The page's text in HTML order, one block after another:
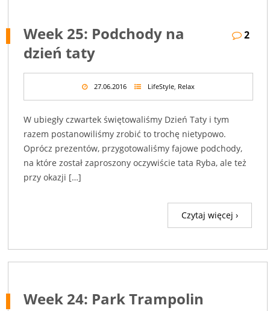
Week 25: Podchody na
dzień taty
2
27.06.2016 LifeStyle, Relax
W ubiegły czwartek świętowaliśmy Dzień Taty i tym
razem postanowiliśmy zrobić to trochę nietypowo.
Oprócz prezentów, przygotowaliśmy fajowe podchody,
na które został zaproszony oczywiście tata Ryba, ale też
przy okazji […]
Czytaj więcej ›
Week 24: Park Trampolin